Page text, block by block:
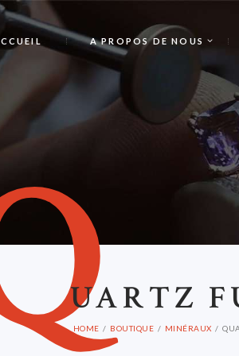
A PROPOS DE NOUS
UARTZ
HOME BOUTIQUE MINÉRAUX